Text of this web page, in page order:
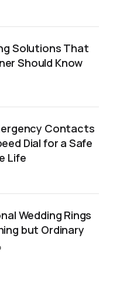
Solutions That
Should Know
Contacts
Dial for a Safe
Life
Wedding Rings
but Ordinary